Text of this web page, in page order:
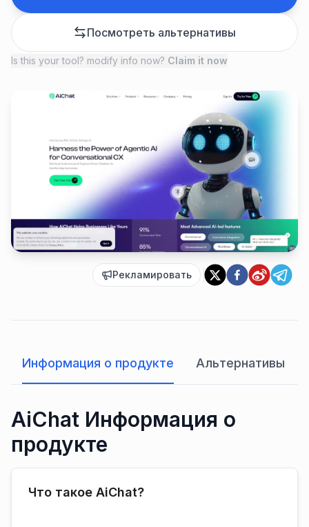
Посмотреть альтернативы
Is this your tool? modify info now? Claim it now
Рекламировать
Информация о продукте Альтернативы
AiChat Информация о
продукте
Что такое AiChat?